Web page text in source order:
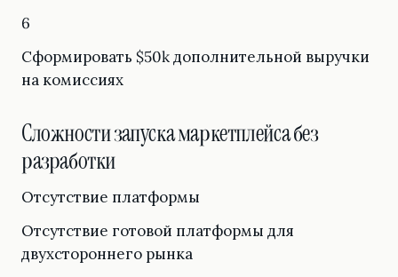
6
Сформировать $50k дополнительной выручки
на комиссиях
Сложности запуска маркетплейса без
разработки
Отсутствие платформы
Отсутствие готовой платформы для
двухстороннего рынка